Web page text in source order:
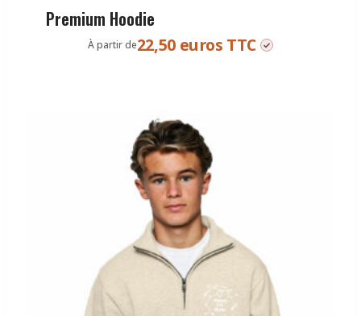
Premium Hoodie
À partir de22,50 euros TTC